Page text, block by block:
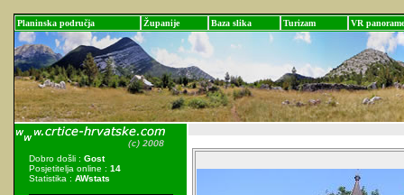
Planinska područja Županije Baza slika Turizam VR panorame
Dobro došli : Gost
Posjetitelja online : 14
Statistika : AWstats